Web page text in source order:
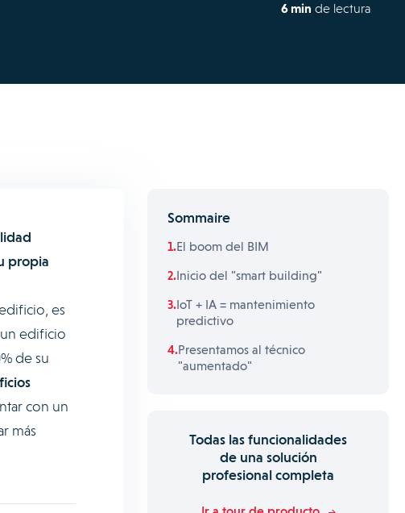
6 min de lectura
propia
es
edificio
de su
con un
más
Sommaire
El boom del BIM
Inicio del "smart building"
IoT + IA = mantenimiento
predictivo
Presentamos al técnico
"aumentado"
Todas las funcionalidades
de una solución
profesional completa